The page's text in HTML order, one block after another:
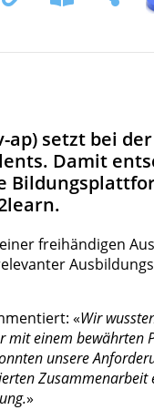
setzt bei
Damit
freihändigen
«Wir
einem bewährten
unsere
»